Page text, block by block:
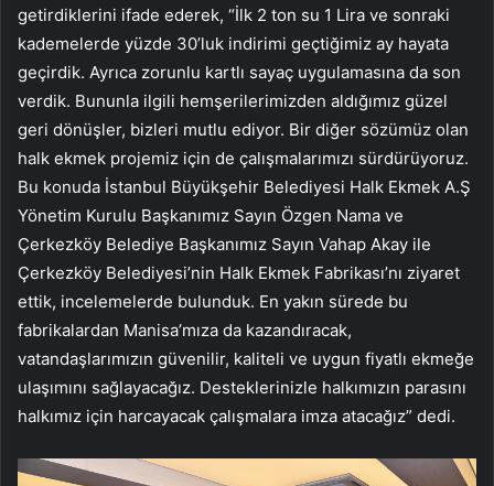
getirdiklerini ifade ederek, “İlk 2 ton su 1 Lira ve sonraki
kademelerde yüzde 30’luk indirimi geçtiğimiz ay hayata
geçirdik. Ayrıca zorunlu kartlı sayaç uygulamasına da son
verdik. Bununla ilgili hemşerilerimizden aldığımız güzel
geri dönüşler, bizleri mutlu ediyor. Bir diğer sözümüz olan
halk ekmek projemiz için de çalışmalarımızı sürdürüyoruz.
Bu konuda İstanbul Büyükşehir Belediyesi Halk Ekmek A.Ş
Yönetim Kurulu Başkanımız Sayın Özgen Nama ve
Çerkezköy Belediye Başkanımız Sayın Vahap Akay ile
Çerkezköy Belediyesi’nin Halk Ekmek Fabrikası’nı ziyaret
ettik, incelemelerde bulunduk. En yakın sürede bu
fabrikalardan Manisa’mıza da kazandıracak,
vatandaşlarımızın güvenilir, kaliteli ve uygun fiyatlı ekmeğe
ulaşımını sağlayacağız. Desteklerinizle halkımızın parasını
halkımız için harcayacak çalışmalara imza atacağız” dedi.